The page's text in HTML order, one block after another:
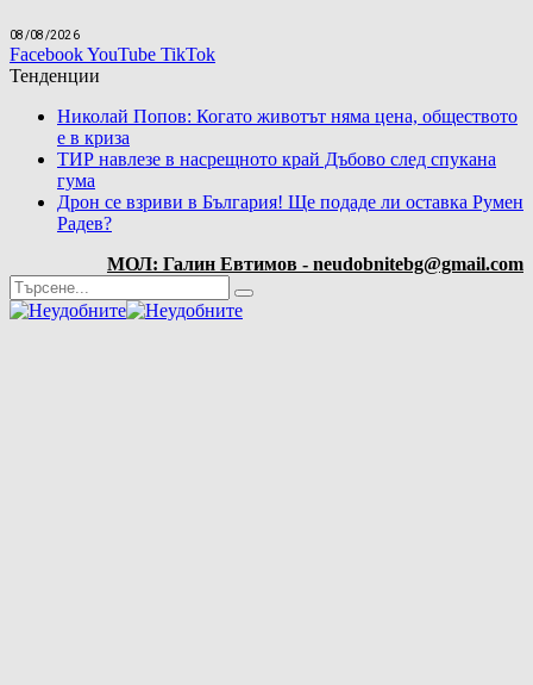
08/08/2026
FacebookYouTube TikTok
Тенденции
Николай Попов: Когато животът няма цена, обществото
е в криза
ТИР навлезе в насрещното край Дъбово след спукана
гума
Дрон се взриви в България! Ще подаде ли оставка Румен
Радев?
МОЛ: Галин Евтимов - neudobnitebg@gmail.com